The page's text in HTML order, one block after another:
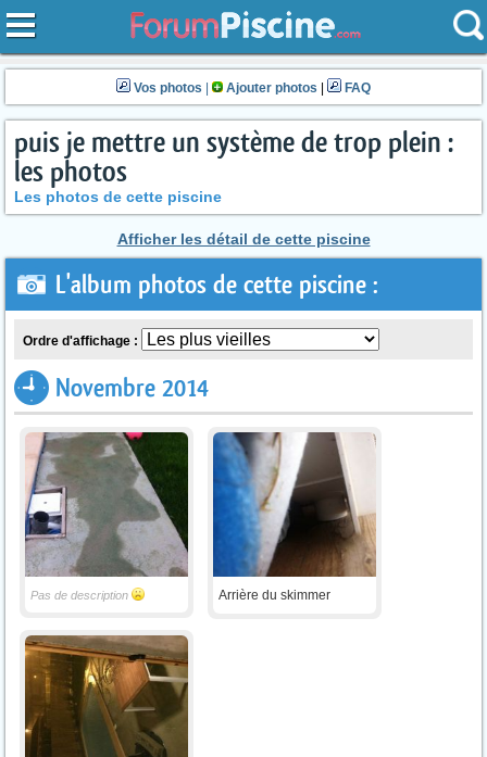
Vos photos Ajouter photos FAQ
puis je mettre un système de trop plein :
les photos
Les photos de cette piscine
Afficher les détail de cette piscine
L'album photos de cette piscine :
Ordre d'affichage :
Novembre 2014
Pas de description Arrière du skimmer